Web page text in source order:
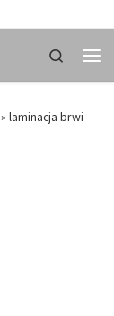
Search
» laminacja brwi